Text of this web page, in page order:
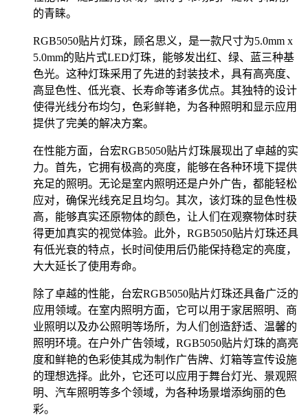
的青睐。
RGB5050贴片灯珠，顾名思义，是一款尺寸为5.0mm x
5.0mm的贴片式LED灯珠，能够发出红、绿、蓝三种基
色光。这种灯珠采用了先进的封装技术，具有高亮度、
高显色性、低光衰、长寿命等诸多优点。其独特的设计
使得光线分布均匀，色彩鲜艳，为各种照明和显示应用
提供了完美的解决方案。
在性能方面，台宏RGB5050贴片灯珠展现出了卓越的实
力。首先，它拥有极高的亮度，能够在各种环境下提供
充足的照明。无论是室内照明还是户外广告，都能轻松
应对，确保光线充足且均匀。其次，该灯珠的显色性极
高，能够真实还原物体的颜色，让人们在观察物体时获
得更加真实的视觉体验。此外，RGB5050贴片灯珠还具
有低光衰的特点，长时间使用后仍能保持稳定的亮度，
大大延长了使用寿命。
除了卓越的性能，台宏RGB5050贴片灯珠还具备广泛的
应用领域。在室内照明方面，它可以用于家居照明、商
业照明以及办公照明等场所，为人们创造舒适、温馨的
照明环境。在户外广告领域，RGB5050贴片灯珠的高亮
度和鲜艳的色彩使其成为制作广告牌、灯箱等宣传设施
的理想选择。此外，它还可以应用于舞台灯光、景观照
明、汽车照明等多个领域，为各种场景增添绚丽的色
彩。